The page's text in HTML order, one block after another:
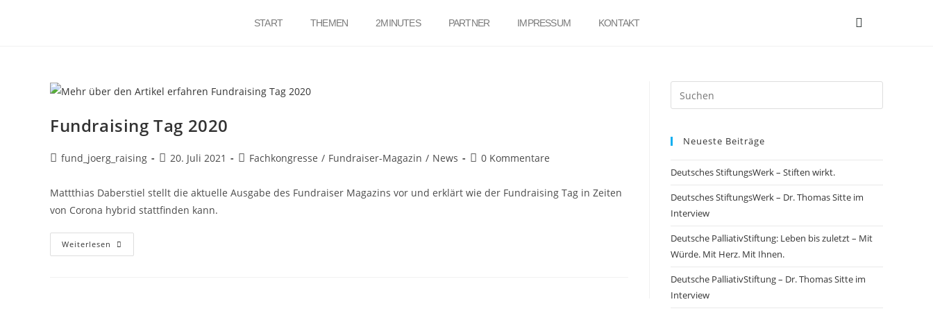
START THEMEN 2MINUTES PARTNER IMPRESSUM KONTAKT
Fundraising Tag 2020
fund_joerg_raising 20. Juli 2021 Fachkongresse / Fundraiser-Magazin / News 0 Kommentare
Mattthias Daberstiel stellt die aktuelle Ausgabe des Fundraiser Magazins vor und erklärt wie der Fundraising Tag in Zeiten
von Corona hybrid stattfinden kann.
Weiterlesen
Neueste Beiträge
Deutsches StiftungsWerk – Stiften wirkt.
Deutsches StiftungsWerk – Dr. Thomas Sitte im
Interview
Deutsche PalliativStiftung: Leben bis zuletzt – Mit
Würde. Mit Herz. Mit Ihnen.
Deutsche PalliativStiftung – Dr. Thomas Sitte im
Interview